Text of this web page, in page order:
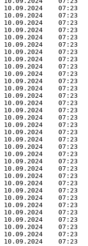
10.09.2024    07:23
10.09.2024    07:23
10.09.2024    07:23
10.09.2024    07:23
10.09.2024    07:23
10.09.2024    07:23
10.09.2024    07:23
10.09.2024    07:23
10.09.2024    07:23
10.09.2024    07:23
10.09.2024    07:23
10.09.2024    07:23
10.09.2024    07:23
10.09.2024    07:23
10.09.2024    07:23
10.09.2024    07:23
10.09.2024    07:23
10.09.2024    07:23
10.09.2024    07:23
10.09.2024    07:23
10.09.2024    07:23
10.09.2024    07:23
10.09.2024    07:23
10.09.2024    07:23
10.09.2024    07:23
10.09.2024    07:23
10.09.2024    07:23
10.09.2024    07:23
10.09.2024    07:23
10.09.2024    07:23
10.09.2024    07:23
10.09.2024    07:23
10.09.2024    07:23